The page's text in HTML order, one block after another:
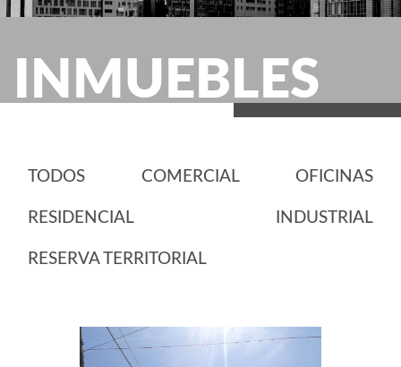
INMUEBLES
TODOS COMERCIAL OFICINAS
RESIDENCIAL INDUSTRIAL
RESERVA TERRITORIAL